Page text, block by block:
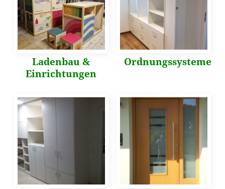
Ladenbau &
Einrichtungen
Ordnungssysteme